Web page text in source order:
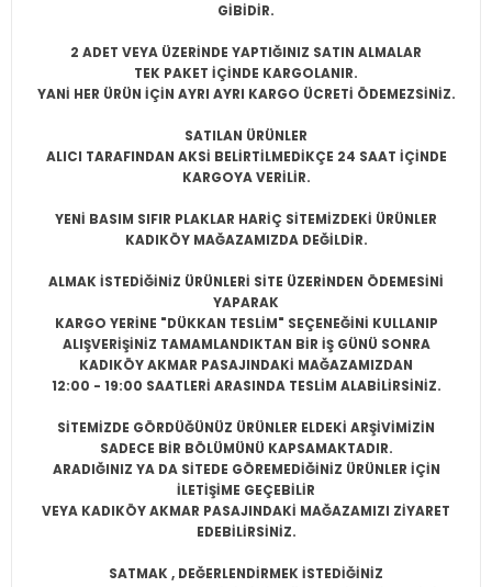
GİBİDİR.
2 ADET VEYA ÜZERİNDE YAPTIĞINIZ SATIN ALMALAR
TEK PAKET İÇİNDE KARGOLANIR.
YANİ HER ÜRÜN İÇİN AYRI AYRI KARGO ÜCRETİ ÖDEMEZSİNİZ.
SATILAN ÜRÜNLER
ALICI TARAFINDAN AKSİ BELİRTİLMEDİKÇE 24 SAAT İÇİNDE
KARGOYA VERİLİR.
YENİ BASIM SIFIR PLAKLAR HARİÇ SİTEMİZDEKİ ÜRÜNLER
KADIKÖY MAĞAZAMIZDA DEĞİLDİR.
ALMAK İSTEDİĞİNİZ ÜRÜNLERİ SİTE ÜZERİNDEN ÖDEMESİNİ
YAPARAK
KARGO YERİNE "DÜKKAN TESLİM" SEÇENEĞİNİ KULLANIP
ALIŞVERİŞİNİZ TAMAMLANDIKTAN BİR İŞ GÜNÜ SONRA
KADIKÖY AKMAR PASAJINDAKİ MAĞAZAMIZDAN
12:00 - 19:00 SAATLERİ ARASINDA TESLİM ALABİLİRSİNİZ.
SİTEMİZDE GÖRDÜĞÜNÜZ ÜRÜNLER ELDEKİ ARŞİVİMİZİN
SADECE BİR BÖLÜMÜNÜ KAPSAMAKTADIR.
ARADIĞINIZ YA DA SİTEDE GÖREMEDİĞİNİZ ÜRÜNLER İÇİN
İLETİŞİME GEÇEBİLİR
VEYA KADIKÖY AKMAR PASAJINDAKİ MAĞAZAMIZI ZİYARET
EDEBİLİRSİNİZ.
SATMAK , DEĞERLENDİRMEK İSTEDİĞİNİZ